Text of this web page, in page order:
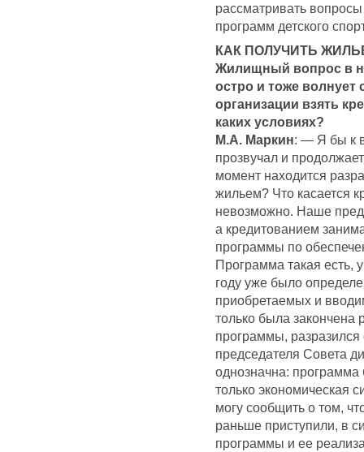
рассматривать
программ детского
КАК ПОЛУЧИТЬ
Жилищный вопрос в
остро и тоже волнует
организации взять
каких условиях?
М.А. Маркин: — Я бы к
прозвучал и
момент находится
жильем? Что касается
невозможно. Наше
а кредитованием
программы по
Программа такая есть,
году уже было
приобретаемых и
только была закончена
программы,
председателя Совета
однозначна: программа
только экономическая
могу сообщить о том,
раньше приступили, в
программы и ее